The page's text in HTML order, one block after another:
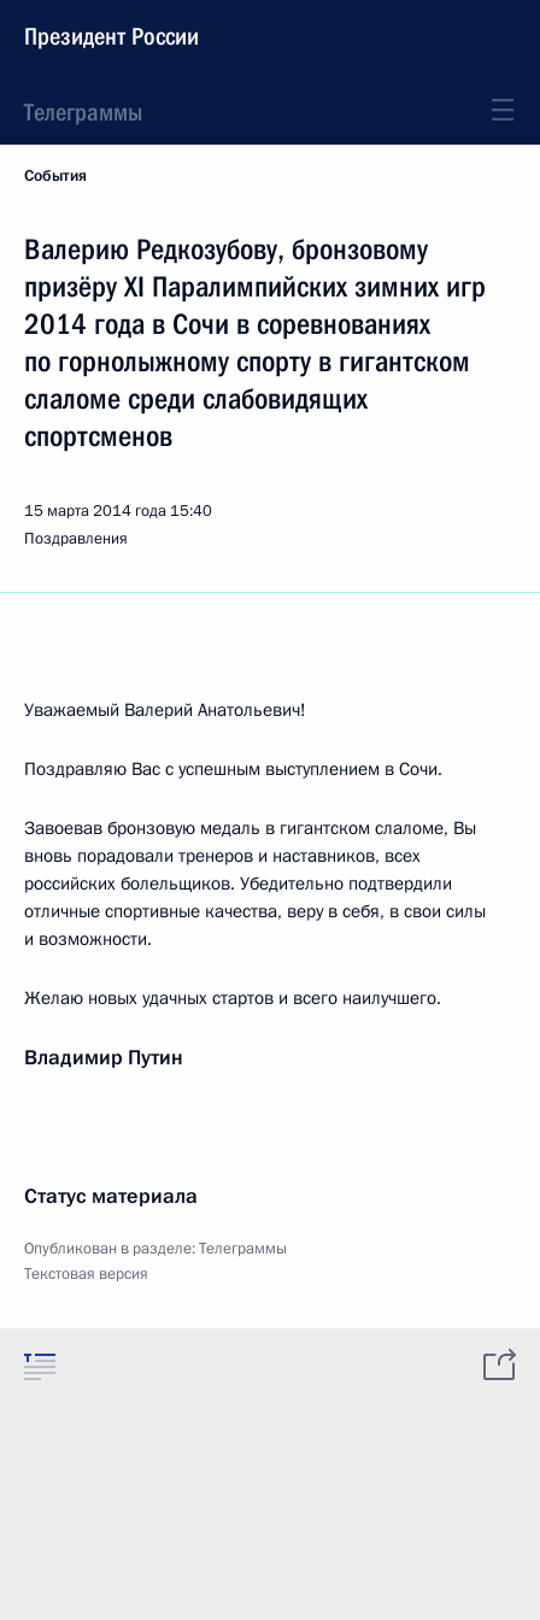
Президент России
Телеграммы
События
Валерию Редкозубову, бронзовому
призёру XI Паралимпийских зимних игр
2014 года в Сочи в соревнованиях
по горнолыжному спорту в гигантском
слаломе среди слабовидящих
спортсменов
15 марта 2014 года 15:40
Поздравления
Уважаемый Валерий Анатольевич!
Поздравляю Вас с успешным выступлением в Сочи.
Завоевав бронзовую медаль в гигантском слаломе, Вы
вновь порадовали тренеров и наставников, всех
российских болельщиков. Убедительно подтвердили
отличные спортивные качества, веру в себя, в свои силы
и возможности.
Желаю новых удачных стартов и всего наилучшего.
Владимир Путин
Статус материала
Опубликован в разделе:Телеграммы
Текстовая версия